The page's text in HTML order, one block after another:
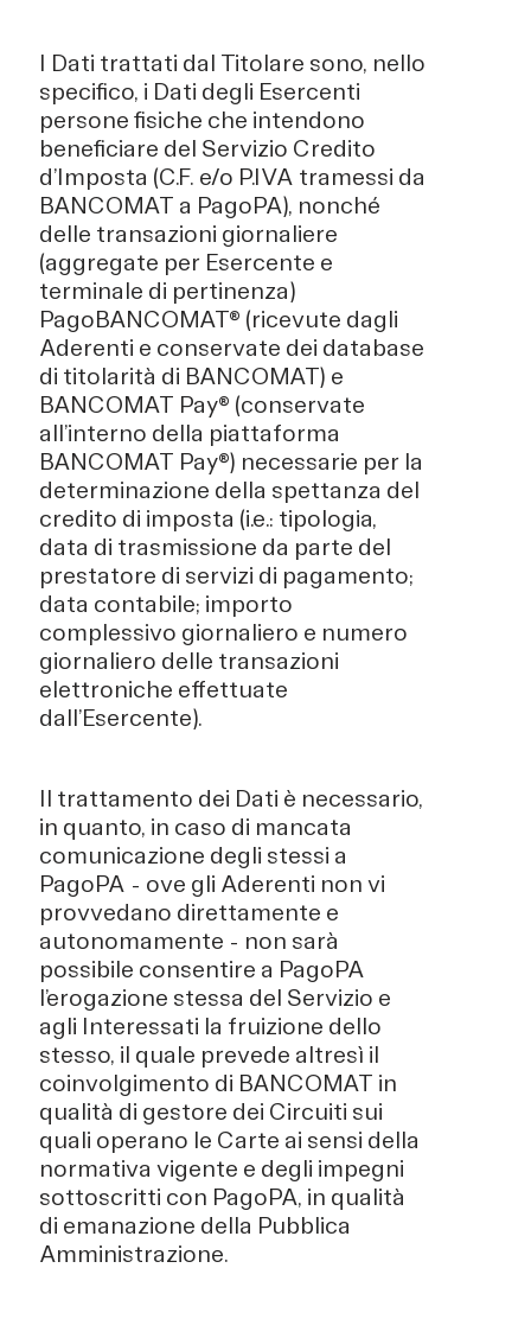
I Dati trattati dal Titolare sono, nello
specifico, i Dati degli Esercenti
persone fisiche che intendono
beneficiare del Servizio Credito
d’Imposta (C.F. e/o P.IVA tramessi da
BANCOMAT a PagoPA), nonché
delle transazioni giornaliere
(aggregate per Esercente e
terminale di pertinenza)
PagoBANCOMAT® (ricevute dagli
Aderenti e conservate dei database
di titolarità di BANCOMAT) e
BANCOMAT Pay® (conservate
all’interno della piattaforma
BANCOMAT Pay®) necessarie per la
determinazione della spettanza del
credito di imposta (i.e.: tipologia,
data di trasmissione da parte del
prestatore di servizi di pagamento;
data contabile; importo
complessivo giornaliero e numero
giornaliero delle transazioni
elettroniche effettuate
dall’Esercente).
Il trattamento dei Dati è necessario,
in quanto, in caso di mancata
comunicazione degli stessi a
PagoPA - ove gli Aderenti non vi
provvedano direttamente e
autonomamente - non sarà
possibile consentire a PagoPA
l’erogazione stessa del Servizio e
agli Interessati la fruizione dello
stesso, il quale prevede altresì il
coinvolgimento di BANCOMAT in
qualità di gestore dei Circuiti sui
quali operano le Carte ai sensi della
normativa vigente e degli impegni
sottoscritti con PagoPA, in qualità
di emanazione della Pubblica
Amministrazione.